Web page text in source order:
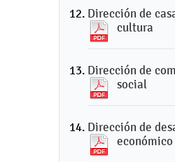
Dirección de
cultura
Dirección de
social
Dirección de
económico